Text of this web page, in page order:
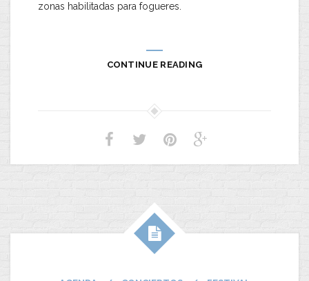
zonas habilitadas para fogueres.
CONTINUE READING